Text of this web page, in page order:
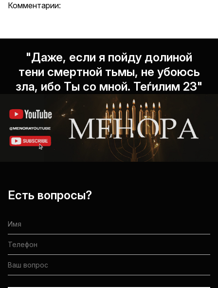
Комментарии:
"Даже, если я пойду долиной
тени смертной тьмы, не убоюсь
зла, ибо Ты со мной. Теѓилим 23"
Есть вопросы?